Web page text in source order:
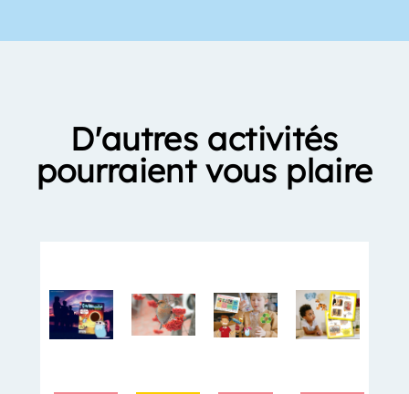
D'autres activités
pourraient vous plaire